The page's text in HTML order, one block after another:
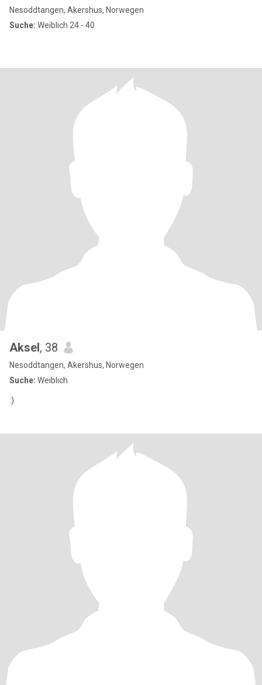
Nesoddtangen, Akershus, Norwegen
Suche: Weiblich 24 - 40
Aksel, 38
Nesoddtangen, Akershus, Norwegen
Suche: Weiblich
:)